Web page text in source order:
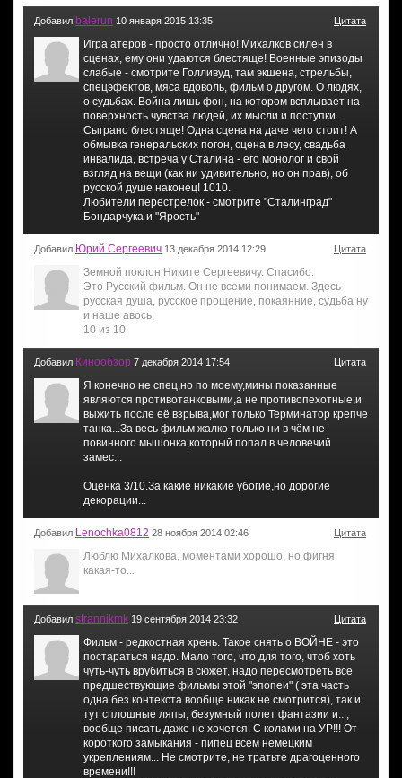
Добавил balerun 10 января 2015 13:35 Цитата
Игра атеров - просто отлично! Михалков силен в
сценах, ему они удаются блестяще! Военные эпизоды
слабые - смотрите Голливуд, там экшена, стрельбы,
спецэфектов, мяса вдоволь, фильм о другом. О людях,
о судьбах. Война лишь фон, на котором всплывает на
поверхность чувства людей, их мысли и поступки.
Сыграно блестяще! Одна сцена на даче чего стоит! А
обмывка генеральских погон, сцена в лесу, свадьба
инвалида, встреча у Сталина - его монолог и свой
взгляд на вещи (как ни удивительно, но он прав), об
русской душе наконец! 1010.
Любители перестрелок - смотрите "Сталинград"
Бондарчука и "Ярость"
Добавил Юрий Сергеевич 13 декабря 2014 12:29 Цитата
Земной поклон Никите Сергеевичу. Спасибо.
Это Русский фильм. Он не всеми понимаем. Здесь
русская душа, русское прощение, покаянние, судьба ну
и наше авось,
10 из 10.
Добавил Кинообзор 7 декабря 2014 17:54 Цитата
Я конечно не спец,но по моему,мины показанные
являются противотанковыми,а не противопехотные,и
выжить после её взрыва,мог только Терминатор крепче
танка...За весь фильм жалко только ни в чём не
повинного мышонка,который попал в человечий
замес...
Оценка 3/10.За какие никакие убогие,но дорогие
декорации...
Добавил Lenochka0812 28 ноября 2014 02:46 Цитата
Люблю Михалкова, моментами хорошо, но фигня
какая-то...
Добавил strannikmk 19 сентября 2014 23:32 Цитата
Фильм - редкостная хрень. Такое снять о ВОЙНЕ - это
постараться надо. Мало того, что для того, чтоб хоть
чуть-чуть врубиться в сюжет, надо пересмотреть все
предшествующие фильмы этой "эпопеи" ( эта часть
одна без контекста вообще никак не смотрится), так и
тут сплошные ляпы, безумный полет фантазии и...,
вообще писать даже не хочется. С колами на УР!!! От
короткого замыкания - пипец всем немецким
укреплениям... Не смотрите, не тратьте драгоценного
времени!!!